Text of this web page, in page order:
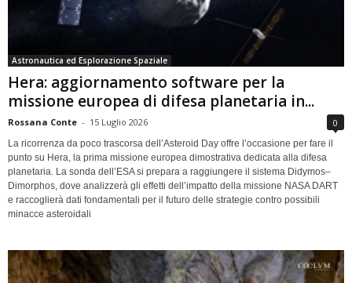
Astronautica ed Esplorazione Spaziale
Hera: aggiornamento software per la
missione europea di difesa planetaria in...
Rossana Conte - 15 Luglio 2026 0
La ricorrenza da poco trascorsa dell’Asteroid Day offre l’occasione per fare il
punto su Hera, la prima missione europea dimostrativa dedicata alla difesa
planetaria. La sonda dell’ESA si prepara a raggiungere il sistema Didymos–
Dimorphos, dove analizzerà gli effetti dell’impatto della missione NASA DART
e raccoglierà dati fondamentali per il futuro delle strategie contro possibili
minacce asteroidali